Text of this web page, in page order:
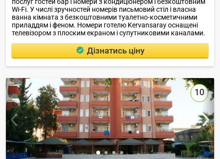
Wi-Fi. У числі зручностей номерів письмовий стіл і власна
ванна кімната з безкоштовними туалетно-косметичними
приладдям і феном. Номери готелю Kervansaray оснащені
телевізором з плоским екраном і супутниковими каналами.
Дізнатись ціну
10